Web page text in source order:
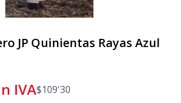
JP Quinientas Rayas Azul
IVA$109'30